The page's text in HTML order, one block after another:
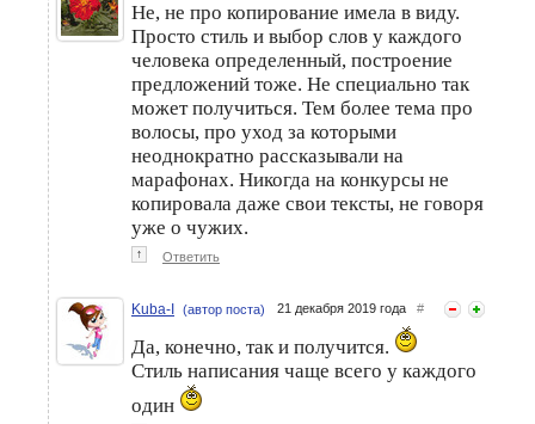
Не, не про копирование имела в виду.
Просто стиль и выбор слов у каждого
человека определенный, построение
предложений тоже. Не специально так
может получиться. Тем более тема про
волосы, про уход за которыми
неоднократно рассказывали на
марафонах. Никогда на конкурсы не
копировала даже свои тексты, не говоря
уже о чужих.
↑ Ответить
Kuba-I (автор поста) 21 декабря 2019 года #
Да, конечно, так и получится.
Стиль написания чаще всего у каждого
один